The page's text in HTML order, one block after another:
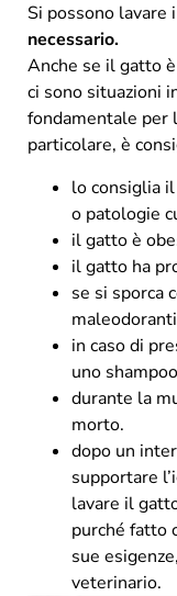
Si possono lavare
necessario.
Anche se il gatto
ci sono situazioni
fondamentale per
particolare, è
lo consiglia
o patologie
il gatto è
il gatto ha
se si sporca
in caso di
uno
durante la
morto.
dopo un
supportare
lavare il
purché fatto
sue
veterinario.